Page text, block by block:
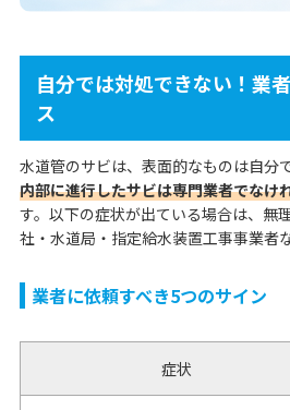
自分では対処できない！業
ス
水道管のサビは、表面的なものは自分
内部に進行したサビは専門業者でなけ
す。以下の症状が出ている場合は、無
社・水道局・指定給水装置工事事業者
業者に依頼すべき5つのサイン
症状